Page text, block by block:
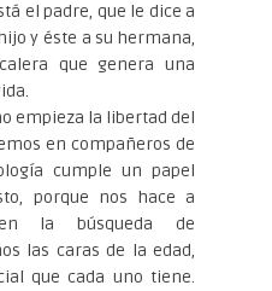
el padre, que le dice a
y éste a su hermana,
que genera una
empieza la libertad del
en compañeros de
cumple un papel
porque nos hace a
la búsqueda de
las caras de la edad,
que cada uno tiene.